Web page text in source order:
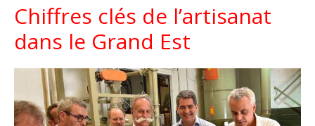
Chiffres clés de l’artisanat
dans le Grand Est